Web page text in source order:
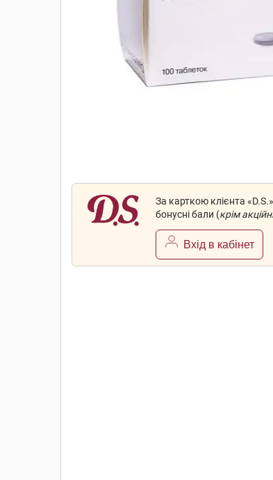
За карткою клієнта
бонусні бали (крім
Вхід в кабінет